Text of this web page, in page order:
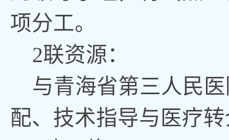
项分工。
2联资源：
与青海省第三人民
配、技术指导与医疗